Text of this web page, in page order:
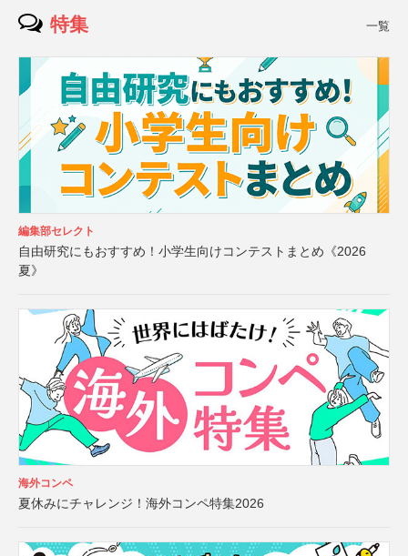
特集 一覧
編集部セレクト
自由研究にもおすすめ！小学生向けコンテストまとめ《2026
夏》
海外コンペ
夏休みにチャレンジ！海外コンペ特集2026